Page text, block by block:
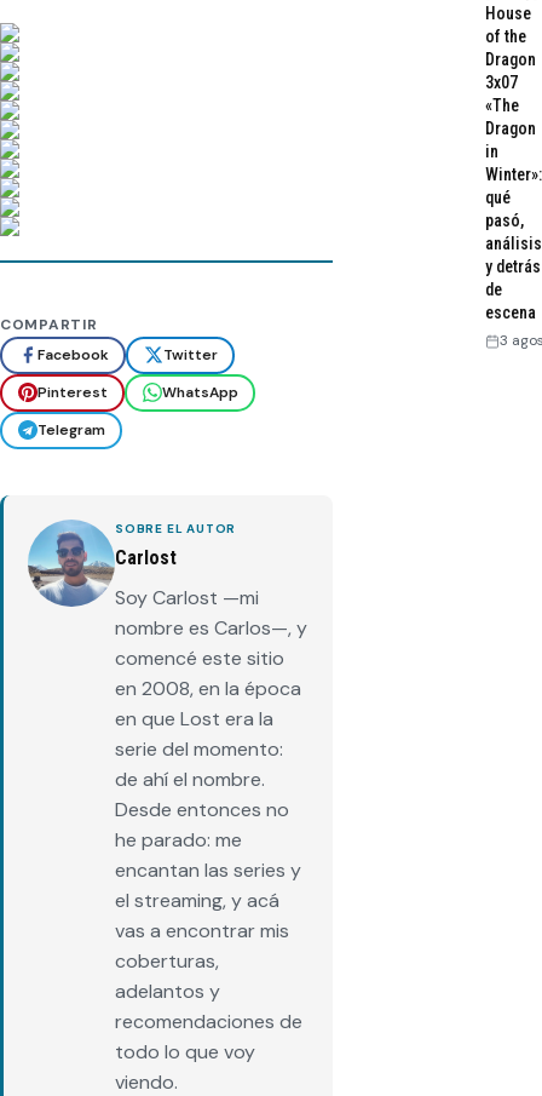
COMPARTIR
Facebook
Twitter
Pinterest
WhatsApp
Telegram
SOBRE EL AUTOR
Carlost
Soy Carlost —mi
nombre es Carlos—, y
comencé este sitio
en 2008, en la época
en que Lost era la
serie del momento:
de ahí el nombre.
Desde entonces no
he parado: me
encantan las series y
el streaming, y acá
vas a encontrar mis
coberturas,
adelantos y
recomendaciones de
todo lo que voy
viendo.
House
of the
Dragon
3x07
«The
Dragon
in
Winter»:
qué
pasó,
análisis
y detrás
de
escena
3